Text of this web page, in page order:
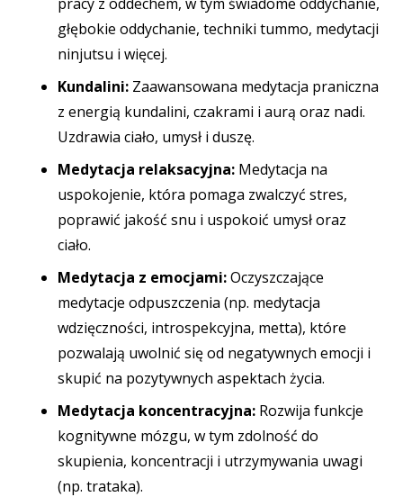
głębokie oddychanie, techniki tummo, medytacji
ninjutsu i więcej.
Kundalini: Zaawansowana medytacja praniczna
z energią kundalini, czakrami i aurą oraz nadi.
Uzdrawia ciało, umysł i duszę.
Medytacja relaksacyjna: Medytacja na
uspokojenie, która pomaga zwalczyć stres,
poprawić jakość snu i uspokoić umysł oraz
ciało.
Medytacja z emocjami:Oczyszczające
medytacje odpuszczenia (np. medytacja
wdzięczności, introspekcyjna, metta), które
pozwalają uwolnić się od negatywnych emocji i
skupić na pozytywnych aspektach życia.
Medytacja koncentracyjna: Rozwija funkcje
kognitywne mózgu, w tym zdolność do
skupienia, koncentracji i utrzymywania uwagi
(np. trataka).